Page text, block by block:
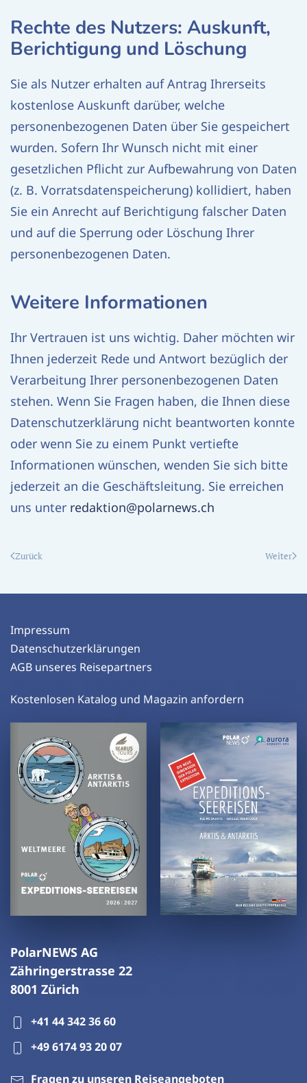
Rechte des Nutzers: Auskunft,
Berichtigung und Löschung
Sie als Nutzer erhalten auf Antrag Ihrerseits
kostenlose Auskunft darüber, welche
personenbezogenen Daten über Sie gespeichert
wurden. Sofern Ihr Wunsch nicht mit einer
gesetzlichen Pflicht zur Aufbewahrung von Daten
(z. B. Vorratsdatenspeicherung) kollidiert, haben
Sie ein Anrecht auf Berichtigung falscher Daten
und auf die Sperrung oder Löschung Ihrer
personenbezogenen Daten.
Weitere Informationen
Ihr Vertrauen ist uns wichtig. Daher möchten wir
Ihnen jederzeit Rede und Antwort bezüglich der
Verarbeitung Ihrer personenbezogenen Daten
stehen. Wenn Sie Fragen haben, die Ihnen diese
Datenschutzerklärung nicht beantworten konnte
oder wenn Sie zu einem Punkt vertiefte
Informationen wünschen, wenden Sie sich bitte
jederzeit an die Geschäftsleitung. Sie erreichen
uns unter redaktion@polarnews.ch
Zurück Weiter
Impressum
Datenschutzerklärungen
AGB unseres Reisepartners
Kostenlosen Katalog und Magazin anfordern
PolarNEWS AG
Zähringerstrasse 22
8001 Zürich
+41 44 342 36 60
+49 6174 93 20 07
Fragen zu unseren Reiseangeboten